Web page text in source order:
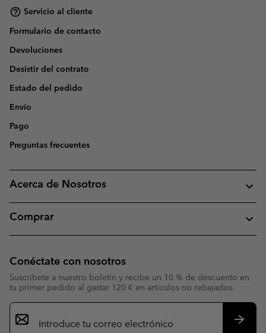
Servicio al cliente
Formulario de contacto
Devoluciones
Desistir del contrato
Estado del pedido
Envío
Pago
Preguntas frecuentes
Acerca de Nosotros
Comprar
Conéctate con nosotros
Suscríbete a nuestro boletín y recibe un 10 % de descuento en
tu primer pedido al gastar 120 € en artículos no rebajados.
Suscripción
de